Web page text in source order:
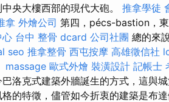
央大樓西部的現代大砲。 推拿學徒
拿 外燴公司 第四，pécs-bastion，
心 台中 整骨 dcard 公司社團 總的來
seo 推拿整骨 西屯按摩 高雄徵信社
massage 歐式外燴 裝潢設計 記帳士
巴洛克式建築外牆誕生的方式，這與
格的特徵，儘管如今折衷的建築是布